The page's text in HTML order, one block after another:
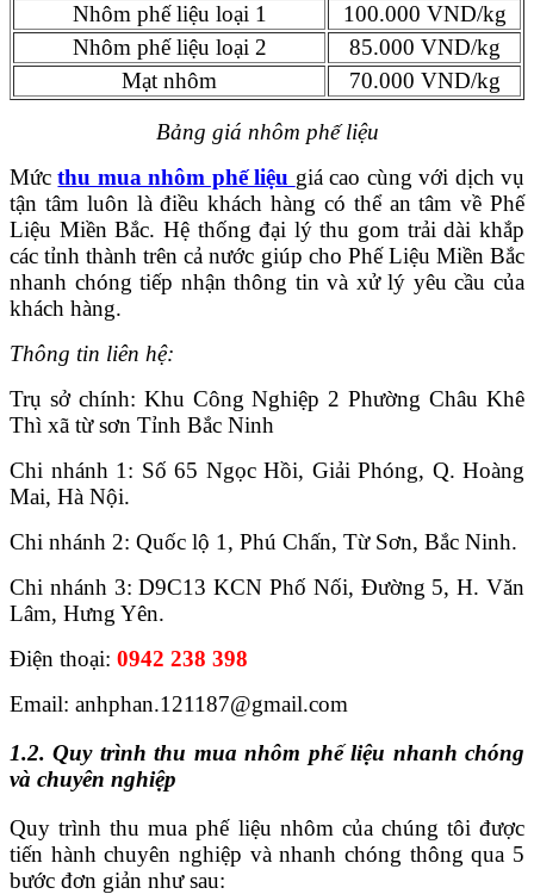
Nhôm phế liệu loại 1
100.000 VND/kg
Nhôm phế liệu loại 2
85.000 VND/kg
Mạt nhôm
70.000 VND/kg
Bảng giá nhôm phế liệu
Mứcthu mua nhôm phế liệu giá cao cùng với dịch vụ
tận tâm luôn là điều khách hàng có thể an tâm về Phế
Liệu Miền Bắc. Hệ thống đại lý thu gom trải dài khắp
các tỉnh thành trên cả nước giúp cho Phế Liệu Miền Bắc
nhanh chóng tiếp nhận thông tin và xử lý yêu cầu của
khách hàng.
Thông tin liên hệ:
Trụ sở chính: Khu Công Nghiệp 2 Phường Châu Khê
Thì xã từ sơn Tỉnh Bắc Ninh
Chi nhánh 1: Số 65 Ngọc Hồi, Giải Phóng, Q. Hoàng
Mai, Hà Nội.
Chi nhánh 2: Quốc lộ 1, Phú Chấn, Từ Sơn, Bắc Ninh.
Chi nhánh 3: D9C13 KCN Phố Nối, Đường 5, H. Văn
Lâm, Hưng Yên.
Điện thoại: 0942 238 398
Email: anhphan.121187@gmail.com
1.2. Quy trình thu mua nhôm phế liệu nhanh chóng
và chuyên nghiệp
Quy trình thu mua phế liệu nhôm của chúng tôi được
tiến hành chuyên nghiệp và nhanh chóng thông qua 5
bước đơn giản như sau: